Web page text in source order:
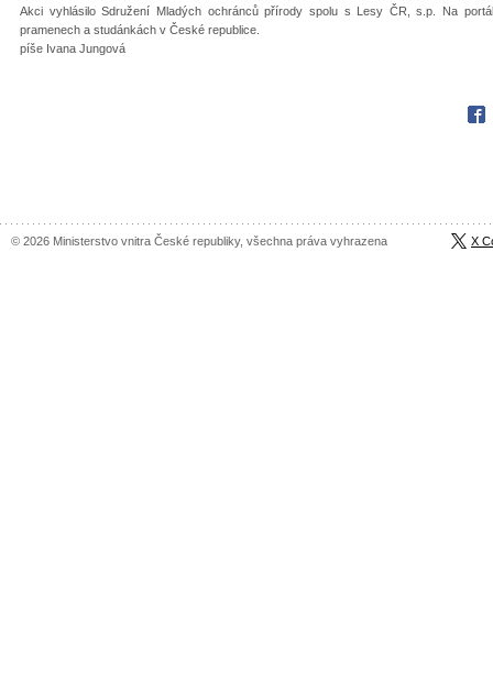
Akci vyhlásilo Sdružení Mladých ochránců přírody spolu s Lesy ČR, s.p. Na
pramenech a studánkách v České republice.
píše Ivana Jungová
© 2026 Ministerstvo vnitra České republiky, všechna práva vyhrazena X